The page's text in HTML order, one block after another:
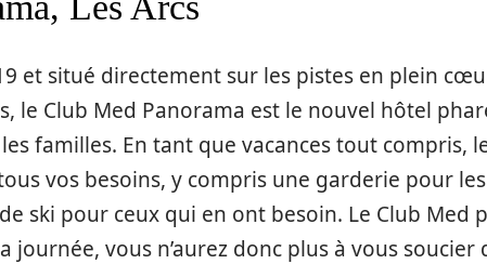
et situé directement sur les pistes en plein
le Club Med Panorama est le nouvel hôtel
familles. En tant que vacances tout compris,
vos besoins, y compris une garderie pour
ski pour ceux qui en ont besoin. Le Club Med
journée, vous n’aurez donc plus à vous soucier